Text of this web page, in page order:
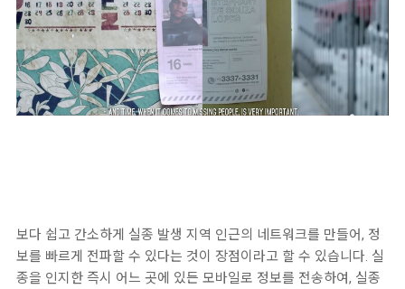
보다 쉽고 간소하게 실종 발생 지역 인근의 네트워크를 만들어, 정
보를 빠르게 전파할 수 있다는 것이 장점이라고 할 수 있습니다. 실
종을 인지한 즉시 어느 곳에 있든 모바일로 정보를 전송하여, 실종